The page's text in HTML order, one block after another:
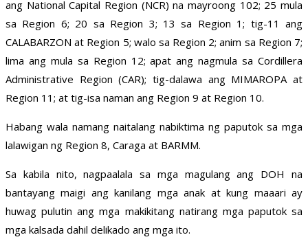
ang National Capital Region (NCR) na mayroong 102; 25 mula
sa Region 6; 20 sa Region 3; 13 sa Region 1; tig-11 ang
CALABARZON at Region 5; walo sa Region 2; anim sa Region 7;
lima ang mula sa Region 12; apat ang nagmula sa Cordillera
Administrative Region (CAR); tig-dalawa ang MIMAROPA at
Region 11; at tig-isa naman ang Region 9 at Region 10.
Habang wala namang naitalang nabiktima ng paputok sa mga
lalawigan ng Region 8, Caraga at BARMM.
Sa kabila nito, nagpaalala sa mga magulang ang DOH na
bantayang maigi ang kanilang mga anak at kung maaari ay
huwag pulutin ang mga makikitang natirang mga paputok sa
mga kalsada dahil delikado ang mga ito.